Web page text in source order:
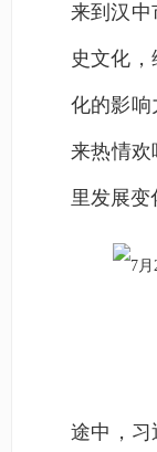
来到汉中
史文化
化的影响
来热情欢
里发展
途中，习